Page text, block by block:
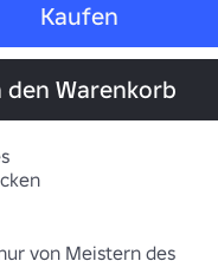
Kaufen
den Warenkorb
von Meistern des